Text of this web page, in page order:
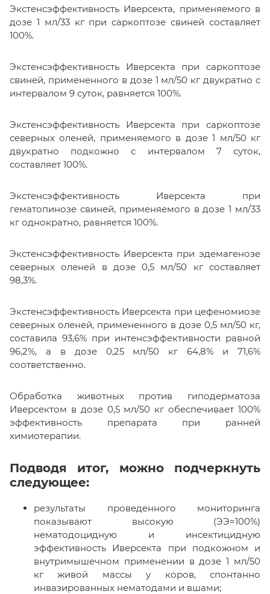
Экстенсэффективность Иверсекта, применяемого в
дозе 1 мл/33 кг при саркоптозе свиней составляет
100%.
Экстенсэффективность Иверсекта при саркоптозе
свиней, примененного в дозе 1 мл/50 кг двукратно с
интервалом 9 суток, равняется 100%.
Экстенсэффективность Иверсекта при саркоптозе
северных оленей, применяемого в дозе 1 мл/50 кг
двукратно подкожно с интервалом 7 суток,
составляет 100%.
Экстенсэффективность Иверсекта при
гематопинозе свиней, применяемого в дозе 1 мл/33
кг однократно, равняется 100%.
Экстенсэффективность Иверсекта при эдемагенозе
северных оленей в дозе 0,5 мл/50 кг составляет
98,3%.
Экстенсэффективность Иверсекта при цефеномиозе
северных оленей, примененного в дозе 0,5 мл/50 кг,
составила 93,6% при интенсэффективности равной
96,2%, а в дозе 0,25 мл/50 кг 64,8% и 71,6%
соответственно.
Обработка животных против гиподерматоза
Иверсектом в дозе 0,5 мл/50 кг обеспечивает 100%
эффективность препарата при ранней
химиотерапии.
Подводя итог, можно подчеркнуть
следующее:
результаты проведенного мониторинга
показывают высокую (ЭЭ=100%)
нематодоцидную и инсектицидную
эффективность Иверсекта при подкожном и
внутримышечном применении в дозе 1 мл/50
кг живой массы у коров, спонтанно
инвазированных нематодами и вшами;